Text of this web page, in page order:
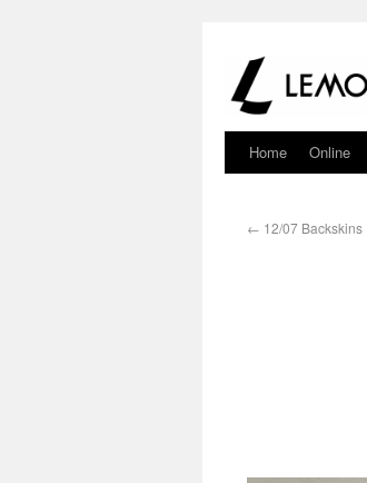
Home Online
← 12/07 Backskins